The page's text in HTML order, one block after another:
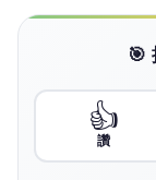
🎯
👍
讚